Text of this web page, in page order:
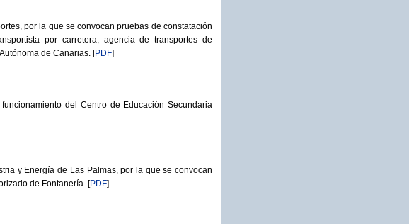
por la que se convocan pruebas de constatación
por carretera, agencia de transportes de
de Canarias. [PDF]
del Centro de Educación Secundaria
y Energía de Las Palmas, por la que se convocan
de Fontanería. [PDF]